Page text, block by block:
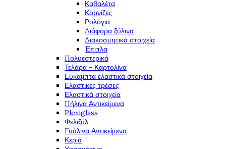
Καβαλέτα
Κορνίζες
Ρολόγια
Διάφορα ξύλινα
Διακοσμητικά στοιχεία
Έπιπλα
Πολυεστερικά
Τελάρα - Καρτολίνα
Εύκαμπτα ελαστικά στοιχεία
Ελαστικές τρέσες
Ελαστικά στοιχεία
Πήλινα Αντικείμενα
Plexiglass
Φελιζόλ
Γυάλινα Αντικείμενα
Κεριά